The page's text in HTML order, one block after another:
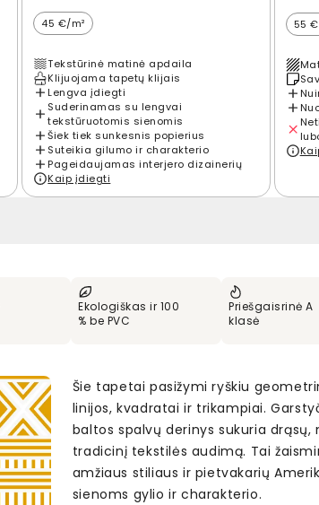
45 €/m²
Tekstūrinė matinė apdaila
Klijuojama tapetų klijais
Lengva įdiegti
Suderinamas su lengvai
tekstūruotomis sienomis
Šiek tiek sunkesnis popierius
Suteikia gilumo ir charakterio
Pageidaujamas interjero dizainerių
Kaip įdiegti
55
Ekologiškas ir 100
% be PVC
Priešgaisrinė A
klasė
Šie tapetai pasižymi ryškiu
linijos, kvadratai ir trikampiai.
baltos spalvų derinys sukuria
tradicinį tekstilės audimą. Tai
amžiaus stiliaus ir pietvakarių
sienoms gylio ir charakterio.